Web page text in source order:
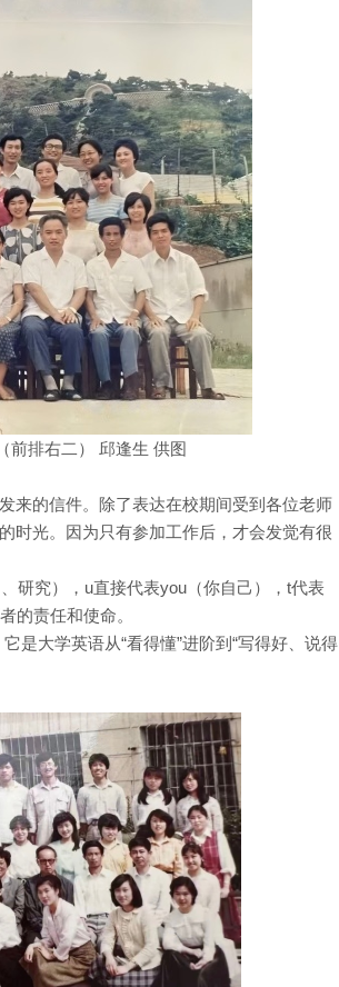
前排右二） 邱逢生 供图
来的信件。除了表达在校期间受到各位老师
时光。因为只有参加工作后，才会发觉有很
研究），u直接代表you（你自己），t代表
的责任和使命。
是大学英语从“看得懂”进阶到“写得好、说得